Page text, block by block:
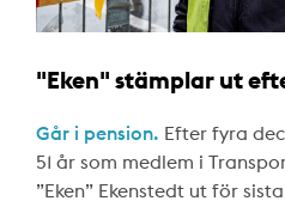
"Eken" stämplar ut
Går i pension. Efter fyra
51 år som medlem i
”Eken” Ekenstedt ut för